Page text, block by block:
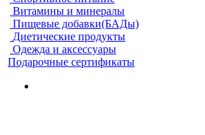
Витамины и минералы
Пищевые добавки(БАДы)
Диетические продукты
Одежда и аксессуары
Подарочные сертификаты